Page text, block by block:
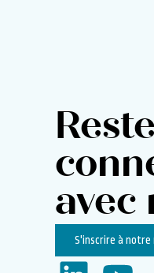
avec
S'inscrire à